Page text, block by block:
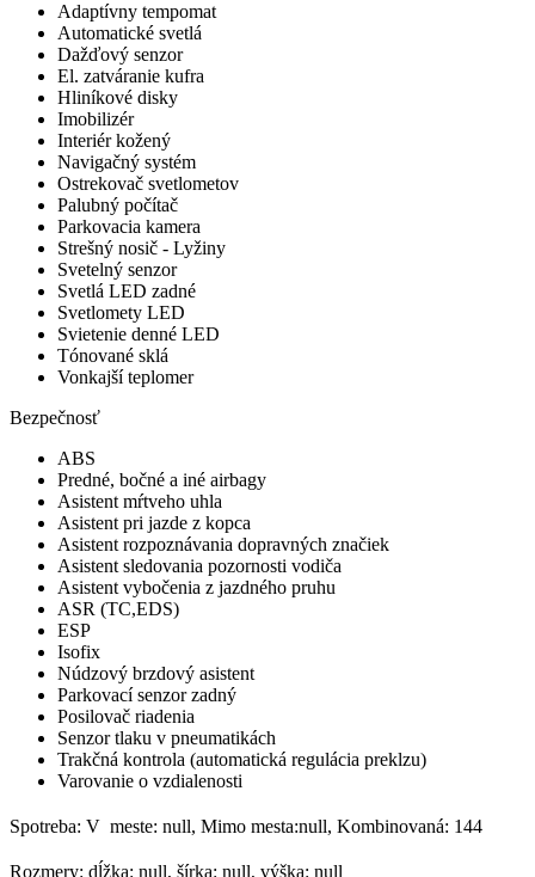
Adaptívny tempomat
Automatické svetlá
Dažďový senzor
El. zatváranie kufra
Hliníkové disky
Imobilizér
Interiér kožený
Navigačný systém
Ostrekovač svetlometov
Palubný počítač
Parkovacia kamera
Strešný nosič - Lyžiny
Svetelný senzor
Svetlá LED zadné
Svetlomety LED
Svietenie denné LED
Tónované sklá
Vonkajší teplomer
Bezpečnosť
ABS
Predné, bočné a iné airbagy
Asistent mŕtveho uhla
Asistent pri jazde z kopca
Asistent rozpoznávania dopravných značiek
Asistent sledovania pozornosti vodiča
Asistent vybočenia z jazdného pruhu
ASR (TC,EDS)
ESP
Isofix
Núdzový brzdový asistent
Parkovací senzor zadný
Posilovač riadenia
Senzor tlaku v pneumatikách
Trakčná kontrola (automatická regulácia preklzu)
Varovanie o vzdialenosti
Spotreba: V meste: null, Mimo mesta:null, Kombinovaná: 144
Rozmery: dĺžka: null, šírka: null, výška: null